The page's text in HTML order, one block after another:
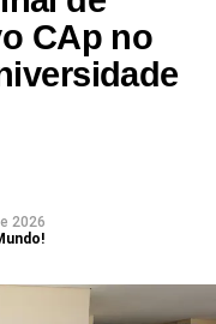
CAp no
2026